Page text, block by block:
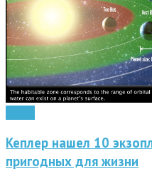
Кеплер нашел 10
пригодных для жизни